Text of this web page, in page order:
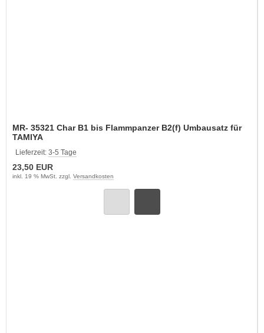
MR- 35321 Char B1 bis Flammpanzer B2(f) Umbausatz für
TAMIYA
Lieferzeit: 3-5 Tage
23,50 EUR
inkl. 19 % MwSt. zzgl. Versandkosten